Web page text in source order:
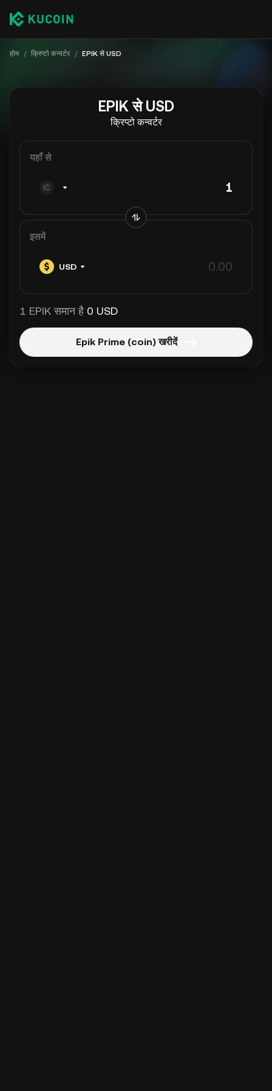
होम / क्रिप्टो कन्वर्टर / EPIK से USD
EPIK से USD
क्रिप्टो कन्वर्टर
यहाँ से
इसमें
USD
1 EPIK समान है 0 USD
Epik Prime (coin) खरीदें